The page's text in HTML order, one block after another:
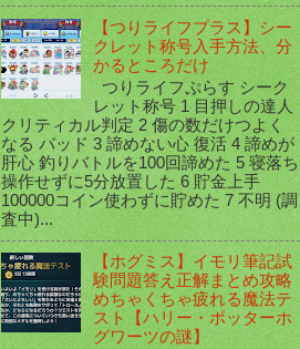
【つりライフプラス】シー
クレット称号入手方法、分
かるところだけ
つりライフぷらす シーク
レット称号 1 目押しの達人
クリティカル判定 2 傷の数だけつよく
なる バッド 3 諦めない心 復活 4 諦めが
肝心 釣りバトルを100回諦めた 5 寝落ち
操作せずに5分放置した 6 貯金上手
100000コイン使わずに貯めた 7 不明 (調
査中)...
【ホグミス】イモリ筆記試
験問題答え正解まとめ攻略
めちゃくちゃ疲れる魔法テ
スト【ハリー・ポッターホ
グワーツの謎】